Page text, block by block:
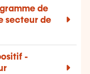
de
secteur de
-